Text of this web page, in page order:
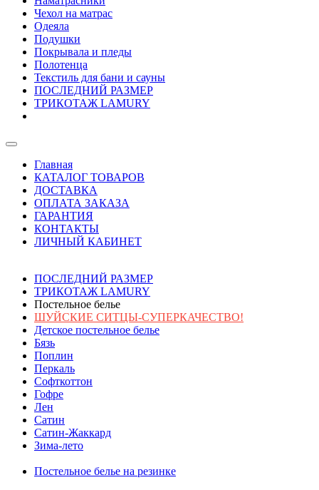
Чехол на матрас
Одеяла
Подушки
Покрывала и пледы
Полотенца
Текстиль для бани и сауны
ПОСЛЕДНИЙ РАЗМЕР
ТРИКОТАЖ LAMURY
Главная
КАТАЛОГ ТОВАРОВ
ДОСТАВКА
ОПЛАТА ЗАКАЗА
ГАРАНТИЯ
КОНТАКТЫ
ЛИЧНЫЙ КАБИНЕТ
ПОСЛЕДНИЙ РАЗМЕР
ТРИКОТАЖ LAMURY
Постельное белье
ШУЙСКИЕ СИТЦЫ-СУПЕРКАЧЕСТВО!
Детское постельное белье
Бязь
Поплин
Перкаль
Софткоттон
Гофре
Лен
Сатин
Сатин-Жаккард
Зима-лето
Постельное белье на резинке